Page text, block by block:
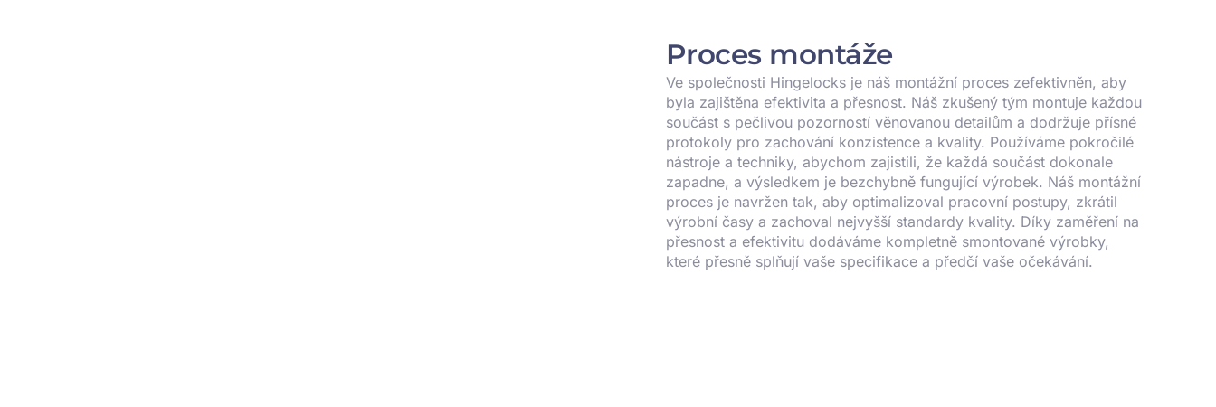
Proces montáže
Ve společnosti Hingelocks je náš montážní proces zefektivněn, aby
byla zajištěna efektivita a přesnost. Náš zkušený tým montuje každou
součást s pečlivou pozorností věnovanou detailům a dodržuje přísné
protokoly pro zachování konzistence a kvality. Používáme pokročilé
nástroje a techniky, abychom zajistili, že každá součást dokonale
zapadne, a výsledkem je bezchybně fungující výrobek. Náš montážní
proces je navržen tak, aby optimalizoval pracovní postupy, zkrátil
výrobní časy a zachoval nejvyšší standardy kvality. Díky zaměření na
přesnost a efektivitu dodáváme kompletně smontované výrobky,
které přesně splňují vaše specifikace a předčí vaše očekávání.